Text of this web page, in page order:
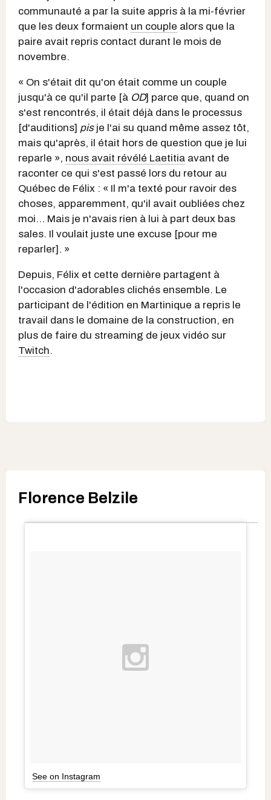
communauté a par la suite appris à la mi-février
que les deux formaient un couple alors que la
paire avait repris contact durant le mois de
novembre.
« On s'était dit qu'on était comme un couple
jusqu'à ce qu'il parte [à OD] parce que, quand on
s'est rencontrés, il était déjà dans le processus
[d'auditions] pisje l'ai su quand même assez tôt,
mais qu'après, il était hors de question que je lui
reparle », nous avait révélé Laetitia avant de
raconter ce qui s'est passé lors du retour au
Québec de Félix : « Il m'a texté pour ravoir des
choses, apparemment, qu'il avait oubliées chez
moi... Mais je n'avais rien à lui à part deux bas
sales. Il voulait juste une excuse [pour me
reparler]. »
Depuis, Félix et cette dernière partagent à
l'occasion d'adorables clichés ensemble. Le
participant de l'édition en Martinique a repris le
travail dans le domaine de la construction, en
plus de faire du streaming de jeux vidéo sur
Twitch.
Florence Belzile
See on Instagram